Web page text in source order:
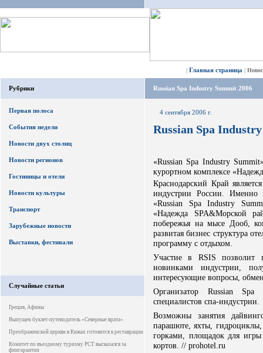
| Главная страница |
Рубрики
Первая полоса
События недели
Новости двух столиц
Новости регионов
Гостиницы и отели
Новости культуры
Транспорт
Зарубежные новости
Выставки, фестивали
Случайные статьи
Греция, Афины
Выпущен буклет-путеводитель «Северные врата»
Преображенской церкви в Кижах готовится к реставрации
Комитет по въездному туризму РСТ высказался за
фингарантии
Russian Spa Industry Summit 2006
4 сентября 2006 г.
Russian Spa
«Russian Spa Industry
курортном комплексе
Краснодарский Край
индустрии России.
«Russian Spa Industry
«Надежда SPA&Морской
побережья на мысе Дооб,
развитая бизнес структура
программу с отдыхом.
Участие в RSIS позволит
новинками индустрии,
интересующие вопросы,
Организатор Russian
специалистов спа-индустрии.
Возможны занятия
парашюте, яхты,
горками, площадок для
кортов. // prohotel.ru